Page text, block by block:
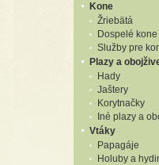
Kone
Žriebätá
Dospelé kone
Služby pre
Plazy a
Hady
Jaštery
Korytnačky
Iné plazy a
Vtáky
Papagáje
Holuby a